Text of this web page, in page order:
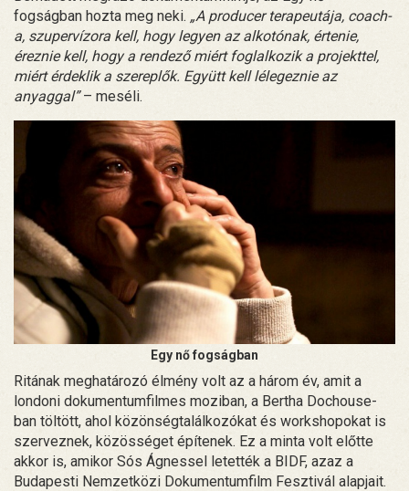
fogságban hozta meg neki. „A producer terapeutája, coach-
a, szupervízora kell, hogy legyen az alkotónak, értenie,
éreznie kell, hogy a rendező miért foglalkozik a projekttel,
miért érdeklik a szereplők. Együtt kell lélegeznie az
anyaggal”– meséli.
Egy nő fogságban
Ritának meghatározó élmény volt az a három év, amit a
londoni dokumentumfilmes moziban, a Bertha Dochouse-
ban töltött, ahol közönségtalálkozókat és workshopokat is
szerveznek, közösséget építenek. Ez a minta volt előtte
akkor is, amikor Sós Ágnessel letették a BIDF, azaz a
Budapesti Nemzetközi Dokumentumfilm Fesztivál alapjait.